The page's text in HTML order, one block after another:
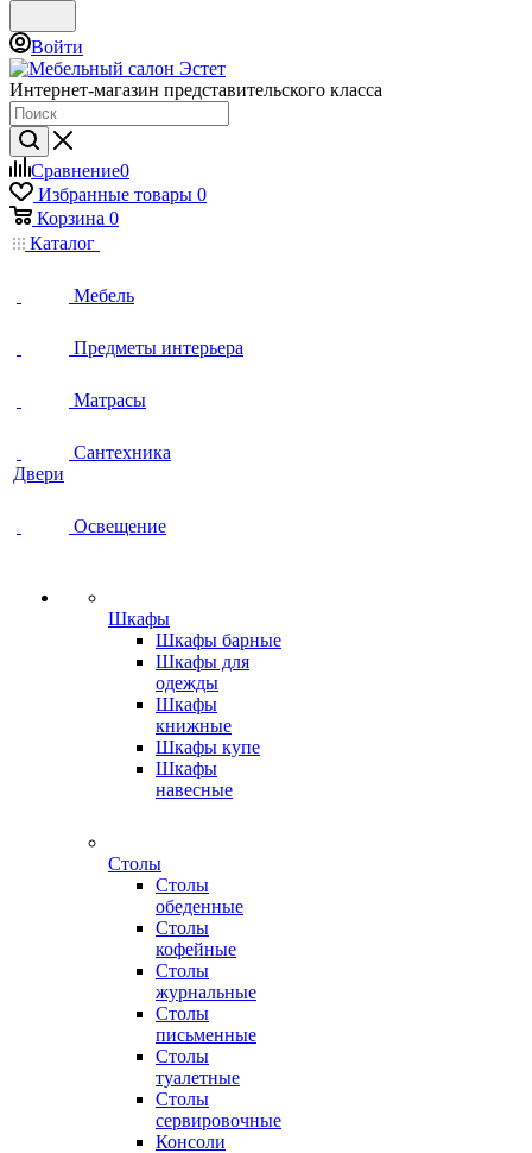
Войти
Интернет-магазин представительского класса
Сравнение0
Избранные товары 0
Корзина 0
Каталог
Мебель
Предметы интерьера
Матрасы
Сантехника
Двери
Освещение
Шкафы
Шкафы барные
Шкафы для
одежды
Шкафы
книжные
Шкафы купе
Шкафы
навесные
Столы
Столы
обеденные
Столы
кофейные
Столы
журнальные
Столы
письменные
Столы
туалетные
Столы
сервировочные
Консоли